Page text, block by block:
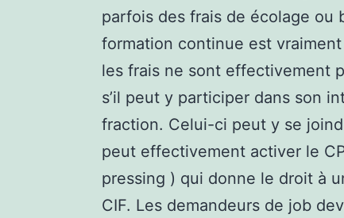
parfois des frais de écolage ou
formation continue est
les frais ne sont effectivement
s’il peut y participer dans son
fraction. Celui-ci peut y se
peut effectivement activer le
pressing ) qui donne le droit à
CIF. Les demandeurs de job